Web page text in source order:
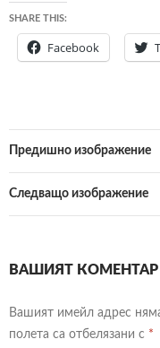
SHARE THIS:
Facebook
Предишно изображение
Следващо изображение
ВАШИЯТ КОМЕНТАР
Вашият имейл адрес
полета са отбелязани с *